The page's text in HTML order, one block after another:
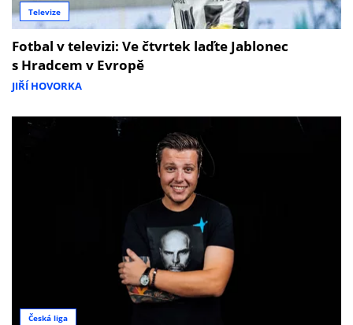
Televize
Fotbal v televizi: Ve čtvrtek laďte Jablonec
s Hradcem v Evropě
JIŘÍ HOVORKA
Česká liga